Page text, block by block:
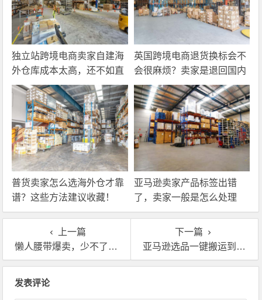
独立站跨境电商卖家自建海
外仓库成本太高，还不如直
接找第三方自营海外仓！
英国跨境电商退货换标会不
会很麻烦？卖家是退回国内
还是在海外直接处理？
普货卖家怎么选海外仓才靠
谱？这些方法建议收藏！
亚马逊卖家产品标签出错
了，卖家一般是怎么处理
的？
上一篇
懒人腰带爆卖，少不了欧美海外仓一件代发功劳
下一篇
亚马逊选品一键搬运到TikTok，用海外仓一件代发要注意这些！
发表评论